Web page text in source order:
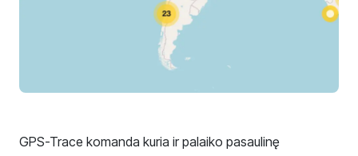
GPS-Trace komanda kuria ir palaiko pasaulinę